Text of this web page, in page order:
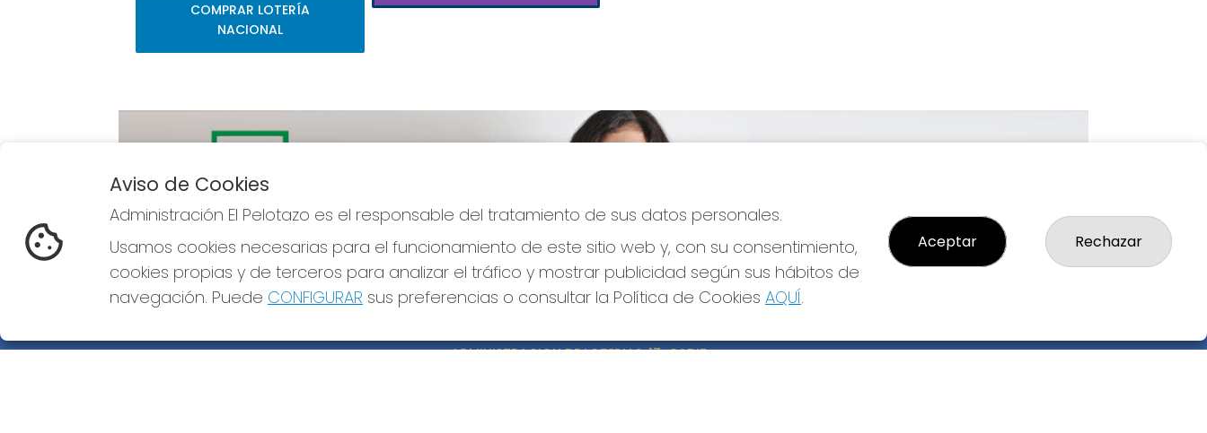
COMPRAR LOTERÍA
NACIONAL
Imagen anterior Imagen siguiente
ADMINISTRACION DE LOTERIAS: 17-CADIZ -
Aviso de Cookies
Administración El Pelotazo es el responsable del tratamiento de sus datos personales.
Usamos cookies necesarias para el funcionamiento de este sitio web y, con su consentimiento,
cookies propias y de terceros para analizar el tráfico y mostrar publicidad según sus hábitos de
navegación. Puede CONFIGURAR sus preferencias o consultar la Política de Cookies AQUÍ.
Aceptar Rechazar